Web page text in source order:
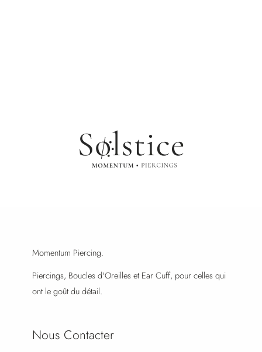
Momentum Piercing.
Piercings, Boucles d'Oreilles et Ear Cuff, pour celles qui
ont le goût du détail.
Nous Contacter